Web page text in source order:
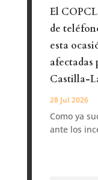
El
de
esta
afectadas
Castilla-
28 Jul 2026
Como ya
ante los